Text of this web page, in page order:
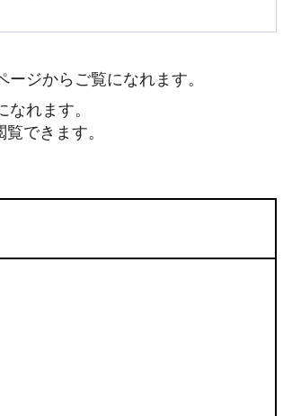
ージからご覧になれます。
れます。
できます。